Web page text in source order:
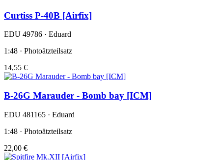
Curtiss P-40B [Airfix]
EDU 49786 · Eduard
1:48 · Photoätzteilsatz
14,55 €
B-26G Marauder - Bomb bay [ICM]
EDU 481165 · Eduard
1:48 · Photoätzteilsatz
22,00 €